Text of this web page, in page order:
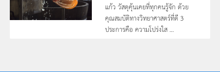
แก้ว วัสดุคุ้นเคยที่ทุกคนรู้จัก ด้วย
คุณสมบัติทางวิทยาศาสตร์ที่ดี 3
ประการคือ ความโปร่งใส ...